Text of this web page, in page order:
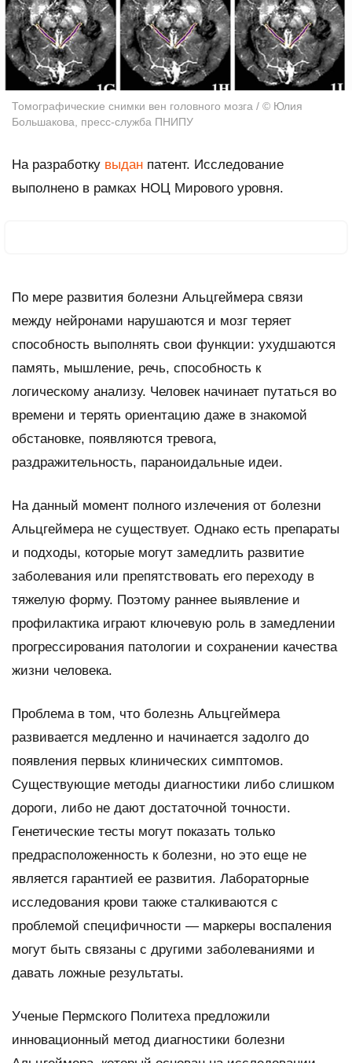
Томографические снимки вен головного мозга / © Юлия
Большакова, пресс-служба ПНИПУ
На разработку выдан патент. Исследование
выполнено в рамках НОЦ Мирового уровня.
По мере развития болезни Альцгеймера связи
между нейронами нарушаются и мозг теряет
способность выполнять свои функции: ухудшаются
память, мышление, речь, способность к
логическому анализу. Человек начинает путаться во
времени и терять ориентацию даже в знакомой
обстановке, появляются тревога,
раздражительность, параноидальные идеи.
На данный момент полного излечения от болезни
Альцгеймера не существует. Однако есть препараты
и подходы, которые могут замедлить развитие
заболевания или препятствовать его переходу в
тяжелую форму. Поэтому раннее выявление и
профилактика играют ключевую роль в замедлении
прогрессирования патологии и сохранении качества
жизни человека.
Проблема в том, что болезнь Альцгеймера
развивается медленно и начинается задолго до
появления первых клинических симптомов.
Существующие методы диагностики либо слишком
дороги, либо не дают достаточной точности.
Генетические тесты могут показать только
предрасположенность к болезни, но это еще не
является гарантией ее развития. Лабораторные
исследования крови также сталкиваются с
проблемой специфичности — маркеры воспаления
могут быть связаны с другими заболеваниями и
давать ложные результаты.
Ученые Пермского Политеха предложили
инновационный метод диагностики болезни